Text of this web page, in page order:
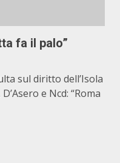
fa il palo”
sul diritto dell’Isola
e Ncd: “Roma